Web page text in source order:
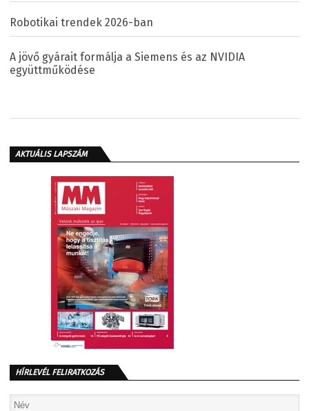
Robotikai trendek 2026-ban
A jövő gyárait formálja a Siemens és az NVIDIA
együttműködése
AKTUÁLIS LAPSZÁM
HÍRLEVÉL FELIRATKOZÁS